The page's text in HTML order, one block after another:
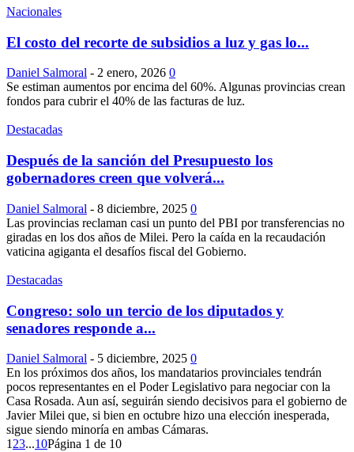
Nacionales
El costo del recorte de subsidios a luz y gas lo...
Daniel Salmoral - 2 enero, 2026 0
Se estiman aumentos por encima del 60%. Algunas provincias crean
fondos para cubrir el 40% de las facturas de luz.
Destacadas
Después de la sanción del Presupuesto los
gobernadores creen que volverá...
Daniel Salmoral - 8 diciembre, 2025 0
Las provincias reclaman casi un punto del PBI por transferencias no
giradas en los dos años de Milei. Pero la caída en la recaudación
vaticina agiganta el desafíos fiscal del Gobierno.
Destacadas
Congreso: solo un tercio de los diputados y
senadores responde a...
Daniel Salmoral - 5 diciembre, 2025 0
En los próximos dos años, los mandatarios provinciales tendrán
pocos representantes en el Poder Legislativo para negociar con la
Casa Rosada. Aun así, seguirán siendo decisivos para el gobierno de
Javier Milei que, si bien en octubre hizo una elección inesperada,
sigue siendo minoría en ambas Cámaras.
1 23...10Página 1 de 10